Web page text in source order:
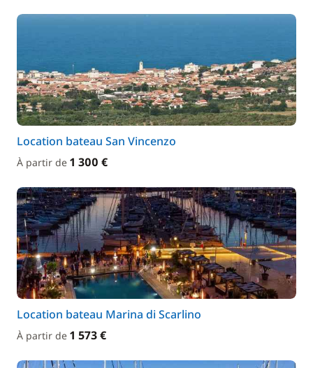
Location bateau San Vincenzo
À partir de 1 300 €
Location bateau Marina di Scarlino
À partir de 1 573 €